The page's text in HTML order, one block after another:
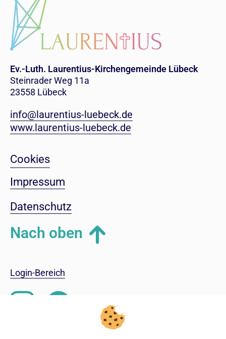
Ev.-Luth. Laurentius-Kirchengemeinde Lübeck
Steinrader Weg 11a
23558 Lübeck
info@laurentius-luebeck.de
www.laurentius-luebeck.de
Cookies
Impressum
Datenschutz
Nach oben
Login-Bereich